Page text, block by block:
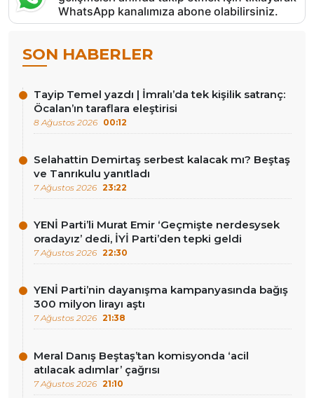
WhatsApp kanalımıza abone olabilirsiniz.
SON HABERLER
Tayip Temel yazdı | İmralı’da tek kişilik satranç:
Öcalan’ın taraflara eleştirisi
8 Ağustos 2026 00:12
Selahattin Demirtaş serbest kalacak mı? Beştaş
ve Tanrıkulu yanıtladı
7 Ağustos 2026 23:22
YENİ Parti’li Murat Emir ‘Geçmişte nerdesysek
oradayız’ dedi, İYİ Parti’den tepki geldi
7 Ağustos 2026 22:30
YENİ Parti’nin dayanışma kampanyasında bağış
300 milyon lirayı aştı
7 Ağustos 2026 21:38
Meral Danış Beştaş’tan komisyonda ‘acil
atılacak adımlar’ çağrısı
7 Ağustos 2026 21:10